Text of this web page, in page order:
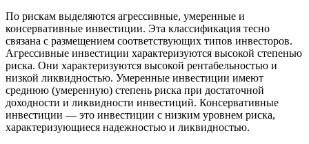
По рискам выделяются агрессивные, умеренные и
консервативные инвестиции. Эта классификация тесно
связана с размещением соответствующих типов инвесторов.
Агрессивные инвестиции характеризуются высокой степенью
риска. Они характеризуются высокой рентабельностью и
низкой ликвидностью. Умеренные инвестиции имеют
среднюю (умеренную) степень риска при достаточной
доходности и ликвидности инвестиций. Консервативные
инвестиции — это инвестиции с низким уровнем риска,
характеризующиеся надежностью и ликвидностью.